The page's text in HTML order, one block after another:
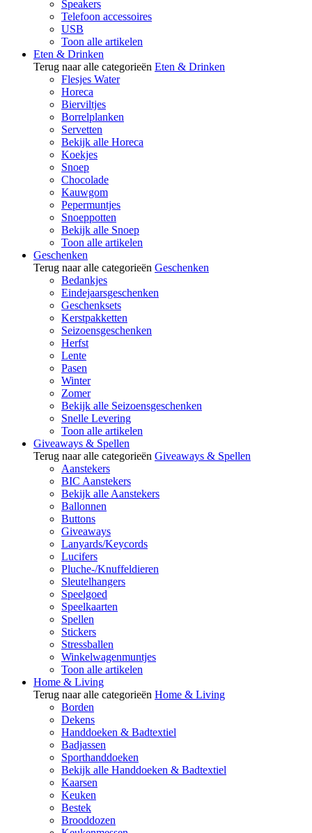
Speakers
Telefoon accessoires
USB
Toon alle artikelen
Eten & Drinken
Terug naar alle categorieën Eten & Drinken
Flesjes Water
Horeca
Bierviltjes
Borrelplanken
Servetten
Bekijk alle Horeca
Koekjes
Snoep
Chocolade
Kauwgom
Pepermuntjes
Snoeppotten
Bekijk alle Snoep
Toon alle artikelen
Geschenken
Terug naar alle categorieën Geschenken
Bedankjes
Eindejaarsgeschenken
Geschenksets
Kerstpakketten
Seizoensgeschenken
Herfst
Lente
Pasen
Winter
Zomer
Bekijk alle Seizoensgeschenken
Snelle Levering
Toon alle artikelen
Giveaways & Spellen
Terug naar alle categorieën Giveaways & Spellen
Aanstekers
BIC Aanstekers
Bekijk alle Aanstekers
Ballonnen
Buttons
Giveaways
Lanyards/Keycords
Lucifers
Pluche-/Knuffeldieren
Sleutelhangers
Speelgoed
Speelkaarten
Spellen
Stickers
Stressballen
Winkelwagenmuntjes
Toon alle artikelen
Home & Living
Terug naar alle categorieën Home & Living
Borden
Dekens
Handdoeken & Badtextiel
Badjassen
Sporthanddoeken
Bekijk alle Handdoeken & Badtextiel
Kaarsen
Keuken
Bestek
Brooddozen